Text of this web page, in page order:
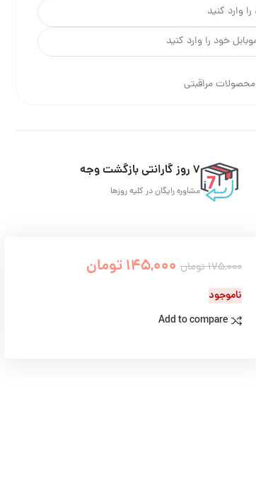
محصولات مراقبتی
7 روز گارانتی بازگشت وجه
مشاوره رایگان در کلیه روزها
175,000تومان 145,000تومان
ناموجود
Add to compare